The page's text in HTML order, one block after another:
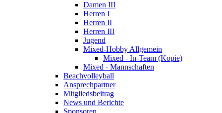
Damen III
Herren I
Herren II
Herren III
Jugend
Mixed-Hobby Allgemein
Mixed - In-Team (Kopie)
Mixed - Mannschaften
Beachvolleyball
Ansprechpartner
Mitgliedsbeitrag
News und Berichte
Sponsoren